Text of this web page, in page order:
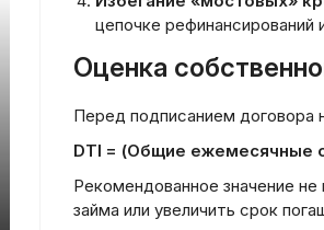
цепочке рефинансирований
Оценка
Перед подписанием договора
DTI = (Общие ежемесячные
Рекомендованное значение
займа или увеличить срок
Кредитование для
фрилансеров и
самозанятых без справок о
доходах: комплексный
анализ возможностей
19.03.2026